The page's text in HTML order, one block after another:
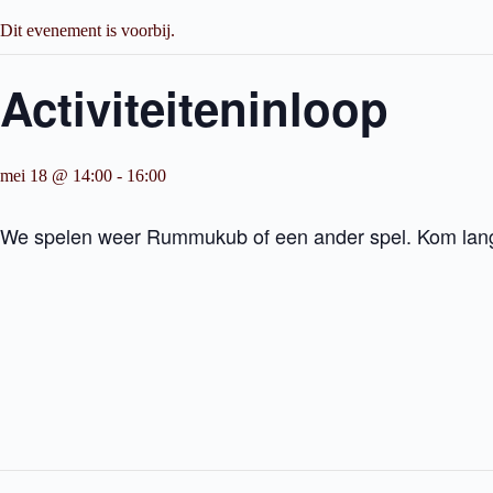
Dit evenement is voorbij.
Activiteiteninloop
mei 18 @ 14:00 - 16:00
We spelen weer Rummukub of een ander spel. Kom